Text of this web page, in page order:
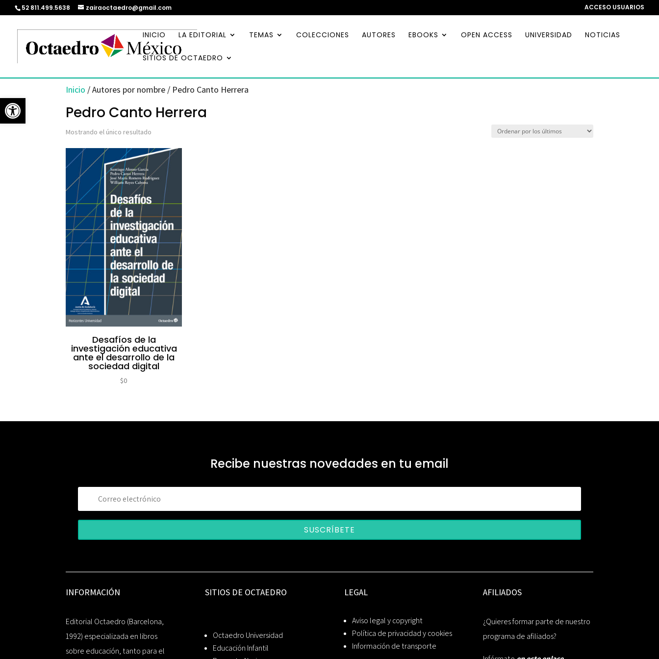
Abrir barra de herramientas
52 811.499.5638 zairaoctaedro@gmail.com ACCESO USUARIOS
INICIO LA EDITORIAL TEMAS COLECCIONES AUTORES EBOOKS OPEN ACCESS UNIVERSIDAD NOTICIAS
SITIOS DE OCTAEDRO
Inicio / Autores por nombre / Pedro Canto Herrera
Pedro Canto Herrera
Mostrando el único resultado
Desafíos de la
investigación educativa
ante el desarrollo de la
sociedad digital
$0
Recibe nuestras novedades en tu email
SUSCRÍBETE
INFORMACIÓN
Editorial Octaedro (Barcelona,
1992) especializada en libros
sobre educación, tanto para el
SITIOS DE OCTAEDRO
Octaedro Universidad
Educación Infantil
LEGAL
Aviso legal y copyright
Política de privacidad y cookies
Información de transporte
AFILIADOS
¿Quieres formar parte de nuestro
programa de afiliados?